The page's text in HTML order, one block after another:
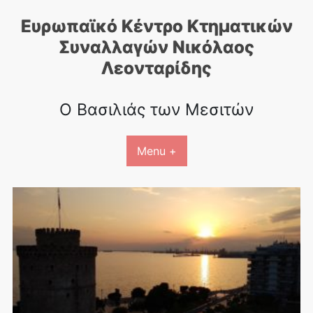
Ευρωπαϊκό Κέντρο Κτηματικών
Συναλλαγών Nικόλαος
Λεονταρίδης
Ο Βασιλιάς των Μεσιτών
Menu +